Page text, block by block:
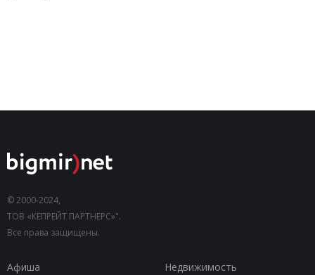
© 2000-2024,
ТОВ «КЕПРЕЙТ ПАРТНЕРС»".
Все права защищены.
Афиша
Недвижимость